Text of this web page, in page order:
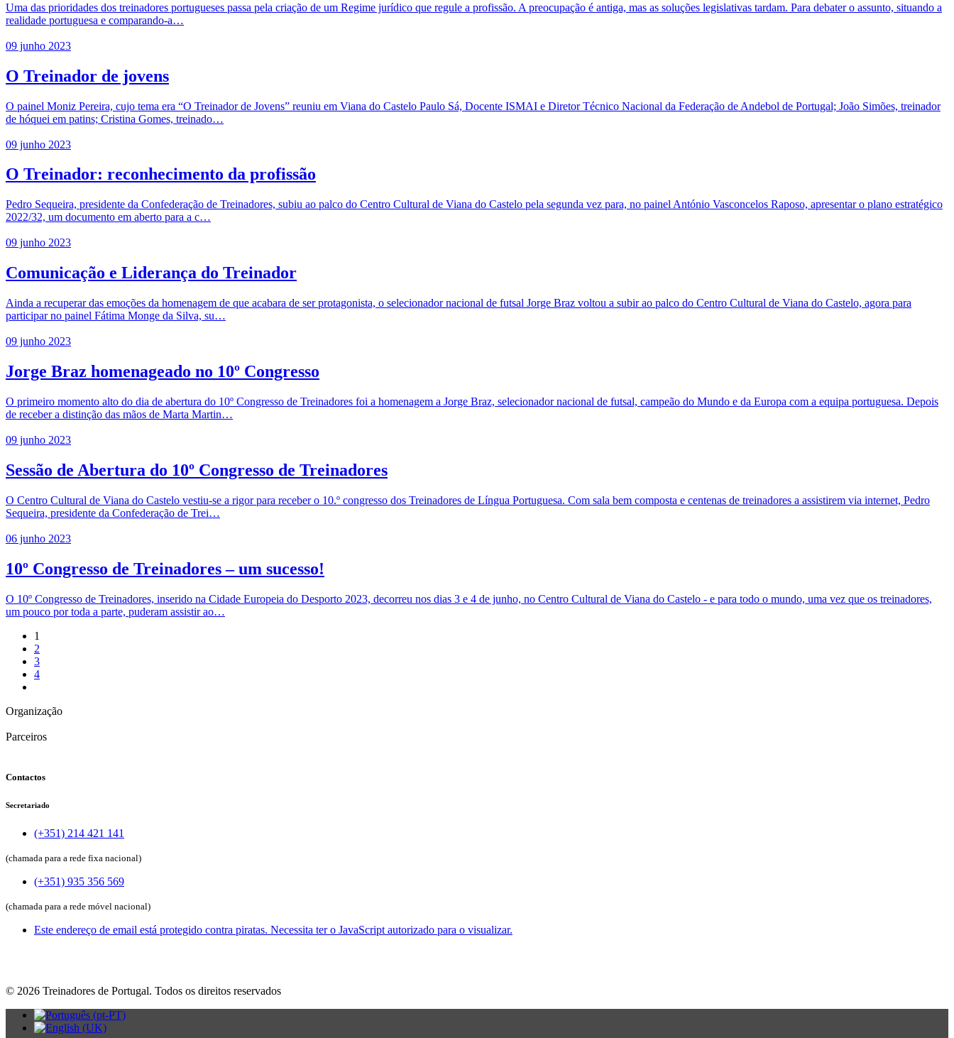
Uma das prioridades dos treinadores portugueses passa pela criação de um Regime jurídico que regule a profissão. A preocupação é antiga, mas as soluções legislativas tardam. Para debater o assunto, situando a
realidade portuguesa e comparando-a…
09 junho 2023
O Treinador de jovens
O painel Moniz Pereira, cujo tema era “O Treinador de Jovens” reuniu em Viana do Castelo Paulo Sá, Docente ISMAI e Diretor Técnico Nacional da Federação de Andebol de Portugal; João Simões, treinador
de hóquei em patins; Cristina Gomes, treinado…
09 junho 2023
O Treinador: reconhecimento da profissão
Pedro Sequeira, presidente da Confederação de Treinadores, subiu ao palco do Centro Cultural de Viana do Castelo pela segunda vez para, no painel António Vasconcelos Raposo, apresentar o plano estratégico
2022/32, um documento em aberto para a c…
09 junho 2023
Comunicação e Liderança do Treinador
Ainda a recuperar das emoções da homenagem de que acabara de ser protagonista, o selecionador nacional de futsal Jorge Braz voltou a subir ao palco do Centro Cultural de Viana do Castelo, agora para
participar no painel Fátima Monge da Silva, su…
09 junho 2023
Jorge Braz homenageado no 10º Congresso
O primeiro momento alto do dia de abertura do 10º Congresso de Treinadores foi a homenagem a Jorge Braz, selecionador nacional de futsal, campeão do Mundo e da Europa com a equipa portuguesa. Depois
de receber a distinção das mãos de Marta Martin…
09 junho 2023
Sessão de Abertura do 10º Congresso de Treinadores
O Centro Cultural de Viana do Castelo vestiu-se a rigor para receber o 10.º congresso dos Treinadores de Língua Portuguesa. Com sala bem composta e centenas de treinadores a assistirem via internet, Pedro
Sequeira, presidente da Confederação de Trei…
06 junho 2023
10º Congresso de Treinadores – um sucesso!
O 10º Congresso de Treinadores, inserido na Cidade Europeia do Desporto 2023, decorreu nos dias 3 e 4 de junho, no Centro Cultural de Viana do Castelo - e para todo o mundo, uma vez que os treinadores,
um pouco por toda a parte, puderam assistir ao…
1
2
3
4
Organização
Parceiros
Contactos
Secretariado
(+351) 214 421 141
(chamada para a rede fixa nacional)
(+351) 935 356 569
(chamada para a rede móvel nacional)
Este endereço de email está protegido contra piratas. Necessita ter o JavaScript autorizado para o visualizar.
© 2026 Treinadores de Portugal. Todos os direitos reservados